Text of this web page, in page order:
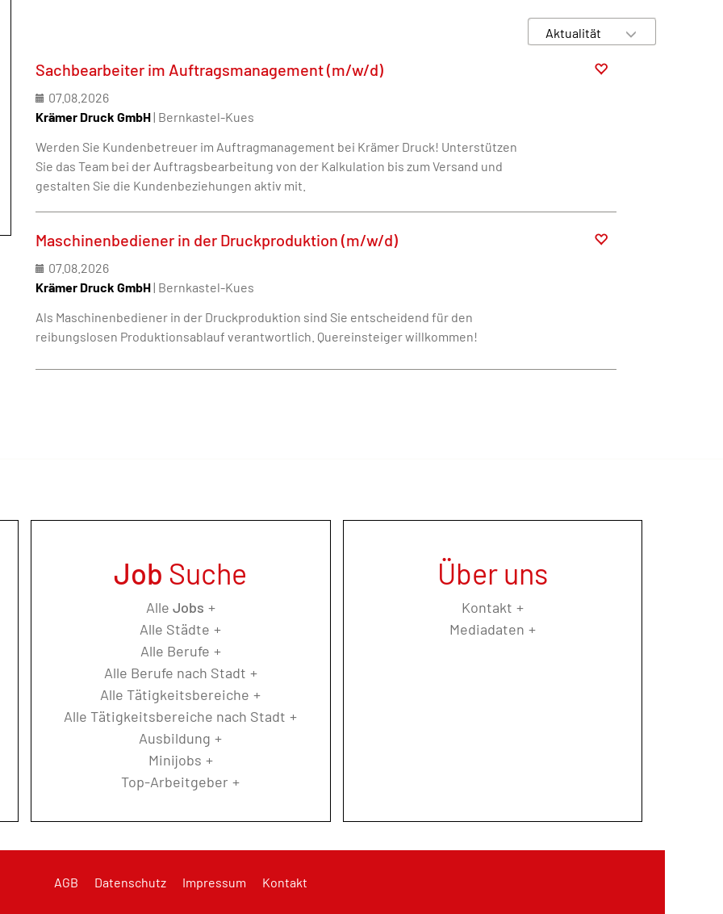
Sachbearbeiter im Auftragsmanagement (m/w/d)
07.08.2026
Krämer Druck GmbH| Bernkastel-Kues
Werden Sie Kundenbetreuer im Auftragmanagement bei Krämer Druck! Unterstützen
Sie das Team bei der Auftragsbearbeitung von der Kalkulation bis zum Versand und
gestalten Sie die Kundenbeziehungen aktiv mit.
Maschinenbediener in der Druckproduktion (m/w/d)
07.08.2026
Krämer Druck GmbH| Bernkastel-Kues
Als Maschinenbediener in der Druckproduktion sind Sie entscheidend für den
reibungslosen Produktionsablauf verantwortlich. Quereinsteiger willkommen!
Job Suche
Alle Jobs
Alle Städte
Alle Berufe
Alle Berufe nach Stadt
Alle Tätigkeitsbereiche
Alle Tätigkeitsbereiche nach Stadt
Ausbildung
Minijobs
Top-Arbeitgeber
Über uns
Kontakt
Mediadaten
AGB Datenschutz Impressum Kontakt